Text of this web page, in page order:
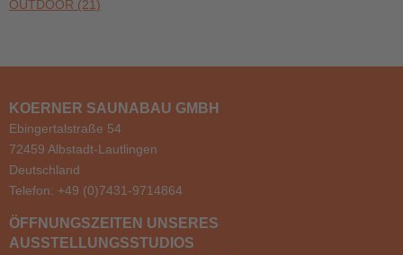
OUTDOOR (21)
KOERNER SAUNABAU GMBH
Ebingertalstraße 54
72459 Albstadt-Lautlingen
Deutschland
Telefon: +49 (0)7431-9714864
ÖFFNUNGSZEITEN UNSERES
AUSSTELLUNGSSTUDIOS